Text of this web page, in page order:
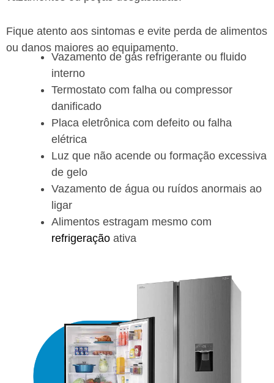
Fique atento aos sintomas e evite perda de alimentos
ou danos maiores ao equipamento.
Vazamento de gás refrigerante ou fluido
interno
Termostato com falha ou compressor
danificado
Placa eletrônica com defeito ou falha
elétrica
Luz que não acende ou formação excessiva
de gelo
Vazamento de água ou ruídos anormais ao
ligar
Alimentos estragam mesmo com
refrigeração ativa